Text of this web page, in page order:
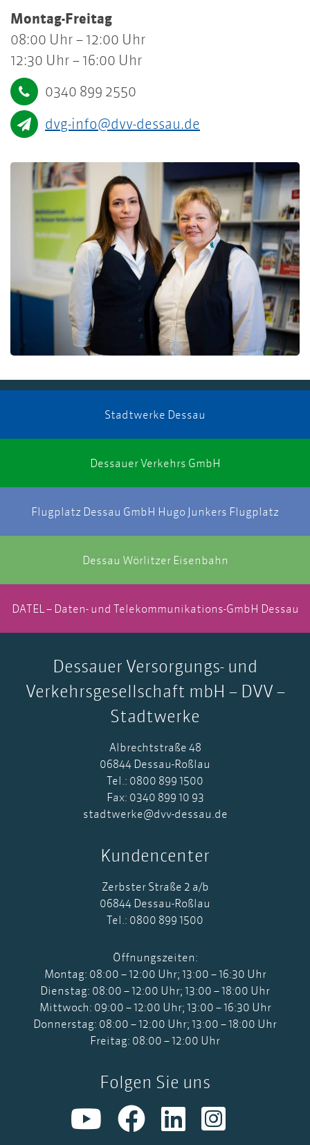
Montag-Freitag
08:00 Uhr – 12:00 Uhr
12:30 Uhr – 16:00 Uhr
0340 899 2550
dvg-info@dvv-dessau.de
Stadtwerke Dessau
Dessauer Verkehrs GmbH
Flugplatz Dessau GmbH Hugo Junkers Flugplatz
Dessau Wörlitzer Eisenbahn
DATEL – Daten- und Telekommunikations-GmbH Dessau
Dessauer Versorgungs- und
Verkehrsgesellschaft mbH – DVV –
Stadtwerke
Albrechtstraße 48
06844 Dessau-Roßlau
Tel.: 0800 899 1500
Fax: 0340 899 10 93
stadtwerke@dvv-dessau.de
Kundencenter
Zerbster Straße 2 a/b
06844 Dessau-Roßlau
Tel.: 0800 899 1500
Öffnungszeiten:
Montag: 08:00 – 12:00 Uhr; 13:00 – 16:30 Uhr
Dienstag: 08:00 – 12:00 Uhr; 13:00 – 18:00 Uhr
Mittwoch: 09:00 – 12:00 Uhr; 13:00 – 16:30 Uhr
Donnerstag: 08:00 – 12:00 Uhr; 13:00 – 18:00 Uhr
Freitag: 08:00 – 12:00 Uhr
Folgen Sie uns